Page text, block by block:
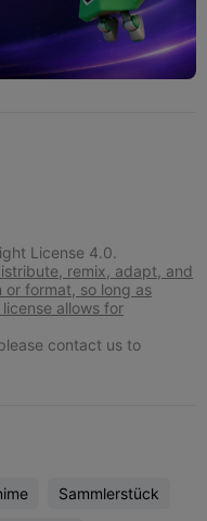
License 4.0.
remix, adapt, and
or format, so long as
allows for
contact us to
Sammlerstück